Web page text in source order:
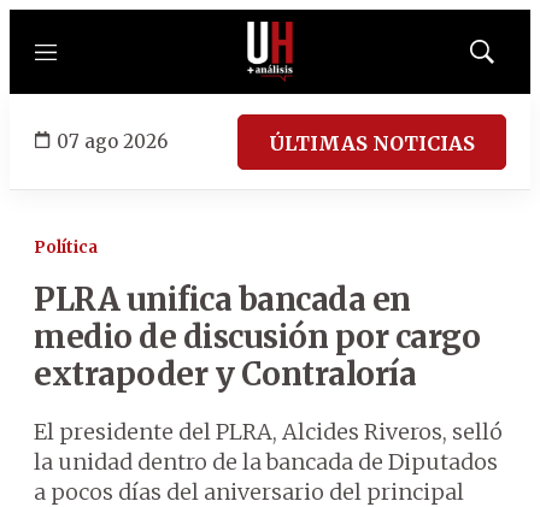
Menú
Mostrar
07 ago 2026 ÚLTIMAS NOTICIAS
Política
PLRA unifica bancada en
medio de discusión por cargo
extrapoder y Contraloría
El presidente del PLRA, Alcides Riveros, selló
la unidad dentro de la bancada de Diputados
a pocos días del aniversario del principal